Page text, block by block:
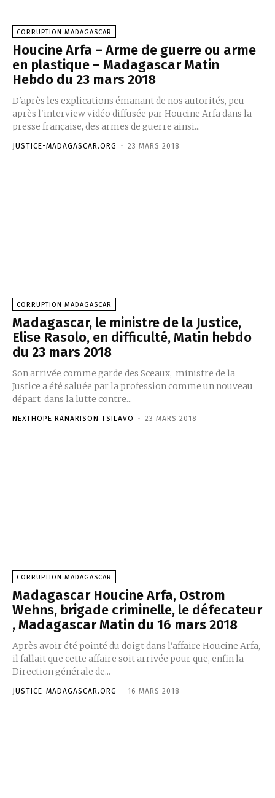
CORRUPTION MADAGASCAR
Houcine Arfa – Arme de guerre ou arme
en plastique – Madagascar Matin
Hebdo du 23 mars 2018
D'après les explications émanant de nos autorités, peu
après l'interview vidéo diffusée par Houcine Arfa dans la
presse française, des armes de guerre ainsi...
JUSTICE-MADAGASCAR.ORG - 23 MARS 2018
CORRUPTION MADAGASCAR
Madagascar, le ministre de la Justice,
Elise Rasolo, en difficulté, Matin hebdo
du 23 mars 2018
Son arrivée comme garde des Sceaux, ministre de la
Justice a été saluée par la profession comme un nouveau
départ dans la lutte contre...
NEXTHOPE RANARISON TSILAVO - 23 MARS 2018
CORRUPTION MADAGASCAR
Madagascar Houcine Arfa, Ostrom
Wehns, brigade criminelle, le défecateur
, Madagascar Matin du 16 mars 2018
Après avoir été pointé du doigt dans l'affaire Houcine Arfa,
il fallait que cette affaire soit arrivée pour que, enfin la
Direction générale de...
JUSTICE-MADAGASCAR.ORG - 16 MARS 2018